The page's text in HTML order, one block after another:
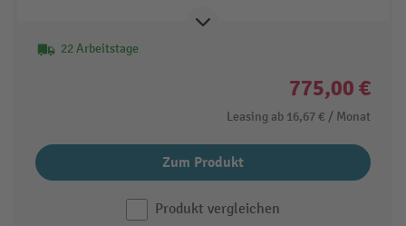
22 Arbeitstage
775,00 €
Leasing ab 16,67 € / Monat
Zum Produkt
Produkt vergleichen